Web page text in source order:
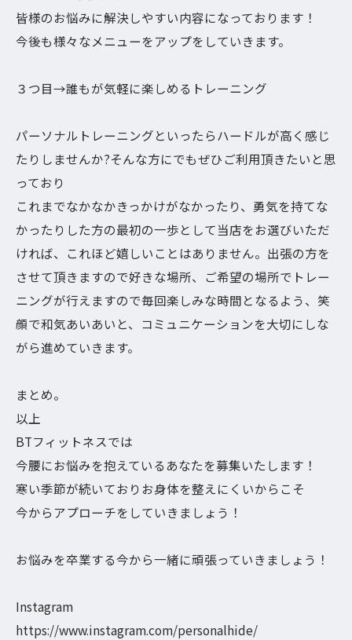
皆様のお悩みに解決しやすい内容になっております！
今後も様々なメニューをアップをしていきます。
３つ目→誰もが気軽に楽しめるトレーニング
パーソナルトレーニングといったらハードルが高く感じ
たりしませんか?そんな方にでもぜひご利用頂きたいと思
っており
これまでなかなかきっかけがなかったり、勇気を持てな
かったりした方の最初の一歩として当店をお選びいただ
ければ、これほど嬉しいことはありません。出張の方を
させて頂きますので好きな場所、ご希望の場所でトレー
ニングが行えますので毎回楽しみな時間となるよう、笑
顔で和気あいあいと、コミュニケーションを大切にしな
がら進めていきます。
まとめ。
以上
BTフィットネスでは
今腰にお悩みを抱えているあなたを募集いたします！
寒い季節が続いておりお身体を整えにくいからこそ
今からアプローチをしていきましょう！
お悩みを卒業する今から一緒に頑張っていきましょう！
Instagram
https://www.instagram.com/personalhide/